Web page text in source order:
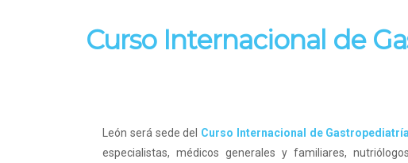
Curso Internacional de
León será sede del Curso Internacional de
especialistas, médicos generales y familiares,